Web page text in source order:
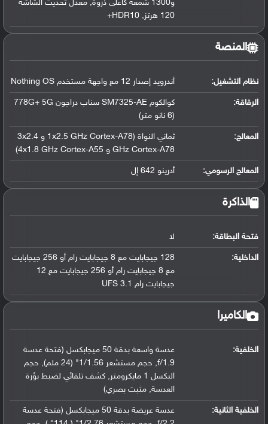
و1300 شمعة كأعلى ذروة, معدل تحديث الشاشة
120 هرتز, HDR10+
المنصة
نظام التشغيل: أندرويد إصدار 12 مع واجهة مستخدم Nothing OS
الرقاقة:
كوالكوم SM7325-AE سناب دراجون 778G+ 5G
(6 نانو متر)
المعالج:
ثماني النواة (1x2.5 GHz Cortex-A78 و 3x2.4
GHz Cortex-A78 و 4x1.8 GHz Cortex-A55)
المعالج الرسومي: أدرينو 642 إل
الذاكرة
فتحة البطاقة: لا
الداخلية:
128 جيجابايت مع 8 جيجابايت رام أو 256 جيجابايت
مع 8 جيجابايت رام أو 256 جيجابايت مع 12
جيجابايت رام UFS 3.1
الكاميرا
الخلفية:
عدسة واسعة بدقة 50 ميجابكسل (فتحة عدسة
f/1.9, حجم مستشعر 1/1.56" (24 ملم), حجم
البكسل 1 مايكرومتر, كشف تلقائي لضبط بؤرة
العدسة, مثبت بصري)
الخلفية الثانية:
عدسة عريضة بدقة 50 ميجابكسل (فتحة عدسة